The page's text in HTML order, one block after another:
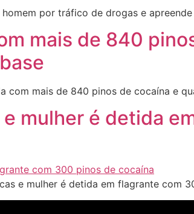
por tráfico de drogas e
mais de 840
com mais de 840 pinos de cocaína e
mulher é detida
e mulher é detida em flagrante com